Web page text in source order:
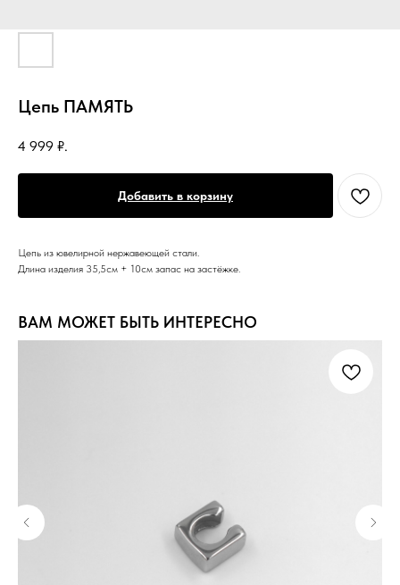
Цепь ПАМЯТЬ
4 999 ₽.
Добавить в корзину
Цепь из ювелирной нержавеющей стали.
Длина изделия 35,5см + 10см запас на застёжке.
ВАМ МОЖЕТ БЫТЬ ИНТЕРЕСНО